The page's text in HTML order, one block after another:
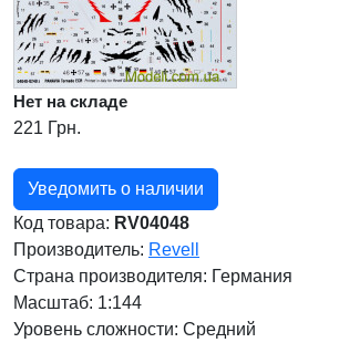
Нет на складе
221 Грн.
Уведомить о наличии
Код товара: RV04048
Производитель: Revell
Страна производителя: Германия
Масштаб: 1:144
Уровень сложности: Cредний